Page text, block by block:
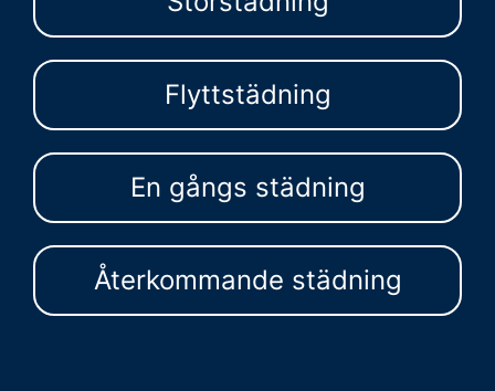
Flyttstädning
En gångs städning
Återkommande städning